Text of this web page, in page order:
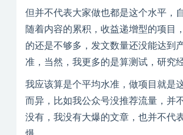
但并不代表大家做也都是这个水平，
随着内容的累积，收益递增型的项目
的还是不够多，发文数量还没能达到
准，当然，我更多的是算测试，研究
我应该算是个平均水准，做项目就是
而异，比如我公众号没推荐流量，并
没有，我没有大爆的文章，也并不代